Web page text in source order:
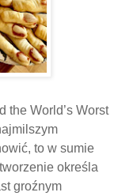
the World’s Worst
to w sumie
określa
groźnym